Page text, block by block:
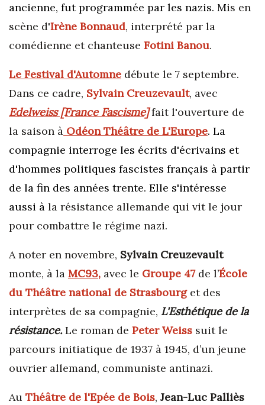
ancienne, fut programmée par les nazis. Mis en
scène d'Irène Bonnaud, interprété par la
comédienne et chanteuse Fotini Banou.
Le Festival d'Automne débute le 7 septembre.
Dans ce cadre, Sylvain Creuzevault, avec
Edelweiss [France Fascisme]fait l'ouverture de
la saison à Odéon Théâtre de L'Europe. La
compagnie interroge les écrits d'écrivains et
d'hommes politiques fascistes français à partir
de la fin des années trente. Elle s'intéresse
aussi à la résistance allemande qui vit le jour
pour combattre le régime nazi.
A noter en novembre, Sylvain Creuzevault
monte, à la MC93, avec le Groupe 47de l’École
du Théâtre national de Strasbourg et des
interprètes de sa compagnie, L'Esthétique de la
résistance.Le roman de Peter Weiss suit le
parcours initiatique de 1937 à 1945, d’un jeune
ouvrier allemand, communiste antinazi.
Au Théâtre de l'Epée de Bois, Jean-Luc Palliès